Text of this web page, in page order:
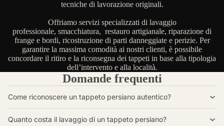
tecniche di lavorazione originali.
Offriamo servizi specializzati di lavaggio
professionale, smacchiatura, restauro artigianale, riparazione di
frange e bordi, ricostruzione di parti danneggiate e perizie. Per
garantire la massima comodità ai nostri clienti, è possibile
concordare il ritiro e la riconsegna dei tappeti in base alla tipologia
dell’intervento e alla località.
Domande frequenti
Come riconoscere un tappeto persiano autentico?
Quanto costa il lavaggio di un tappeto persiano?